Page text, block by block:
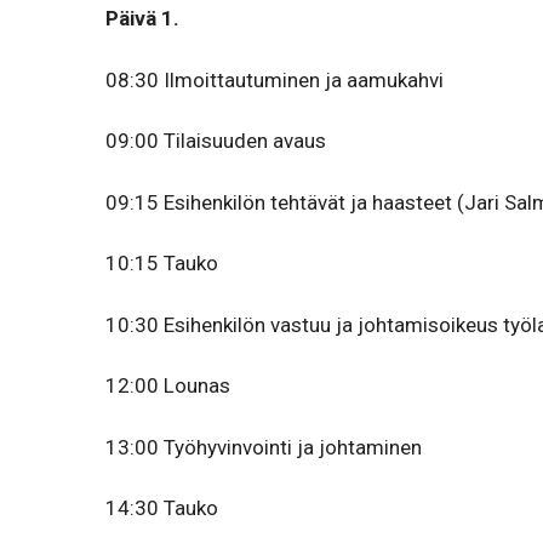
Päivä 1.
08:30 Ilmoit­tau­tu­minen ja aamukahvi
09:00 Tilaisuuden avaus
09:15 Esihenkilön tehtävät ja haasteet (Jari
10:15 Tauko
10:30 Esihenkilön vastuu ja johta­mi­soikeus
12:00 Lounas
13:00 Työhyvinvointi ja johtaminen
14:30 Tauko